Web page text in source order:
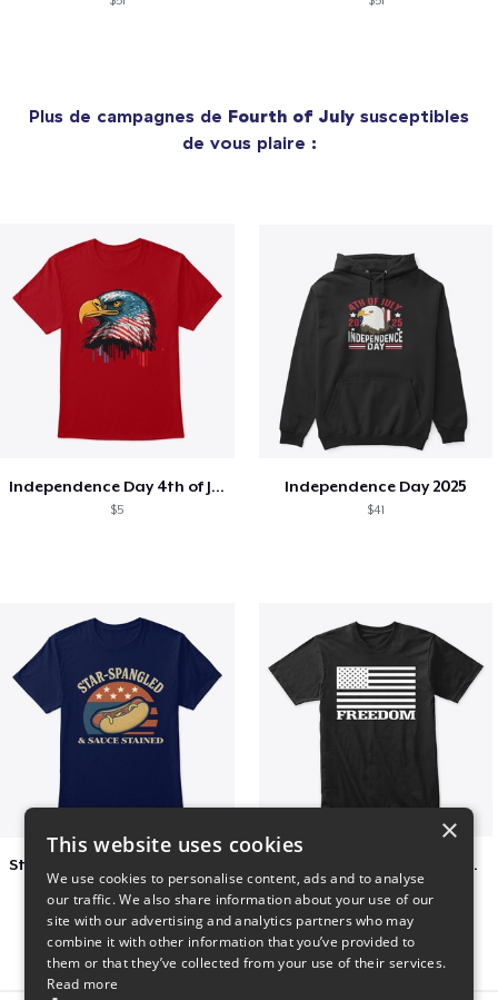
Plus de campagnes de Fourth of July susceptibles
de vous plaire :
Independence Day 4th of July T-Shirt
$5
Independence Day 2025
$41
$5
FREEDOM FLAG TSHIRT BLACK
$26
×
This website uses cookies
We use cookies to personalise content, ads and to analyse
our traffic. We also share information about your use of our
site with our advertising and analytics partners who may
combine it with other information that you’ve provided to
them or that they’ve collected from your use of their services.
Read more